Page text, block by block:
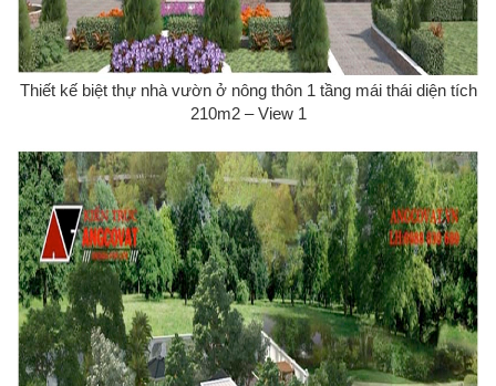
Thiết kế biệt thự nhà vườn ở nông thôn 1 tầng mái thái diện tích
210m2 – View 1